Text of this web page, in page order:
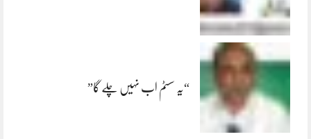
“یہ سسٹم اب نہیں چلے گا”